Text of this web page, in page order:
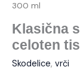
300 ml
Klasična
celoten
Skodelice, vrči